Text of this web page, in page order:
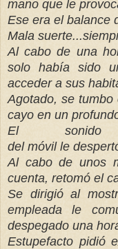
mano que le
Ese era el balance
Mala
Al cabo de una
solo había sido
acceder a sus
Agotado, se
cayo en un
El
del móvil le
Al cabo de unos
cuenta, retomó el
Se dirigió al
empleada le
despegado una
Estupefacto pidió